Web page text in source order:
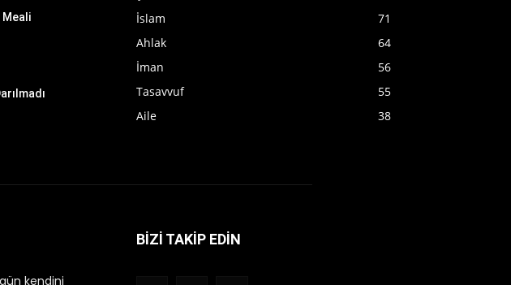
Meali
İslam
71
Ahlak
64
İman
56
Tasavvuf
55
Aile
38
kendini
BİZİ TAKİP EDİN